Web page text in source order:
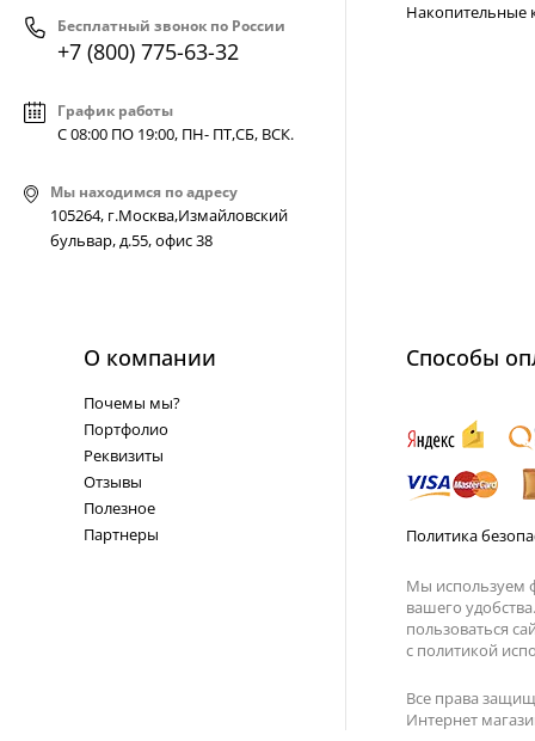
Бесплатный звонок по России
+7 (800) 775-63-32
График работы
С 08:00 ПО 19:00, ПН- ПТ,СБ, ВСК.
Мы находимся по адресу
105264, г.Москва,Измайловский
бульвар, д.55, офис 38
Накопительные
О компании
Почемы мы?
Портфолио
Реквизиты
Отзывы
Полезное
Партнеры
Способы
Политика
Мы используем
вашего
пользоваться
с политикой
Все права
Интернет